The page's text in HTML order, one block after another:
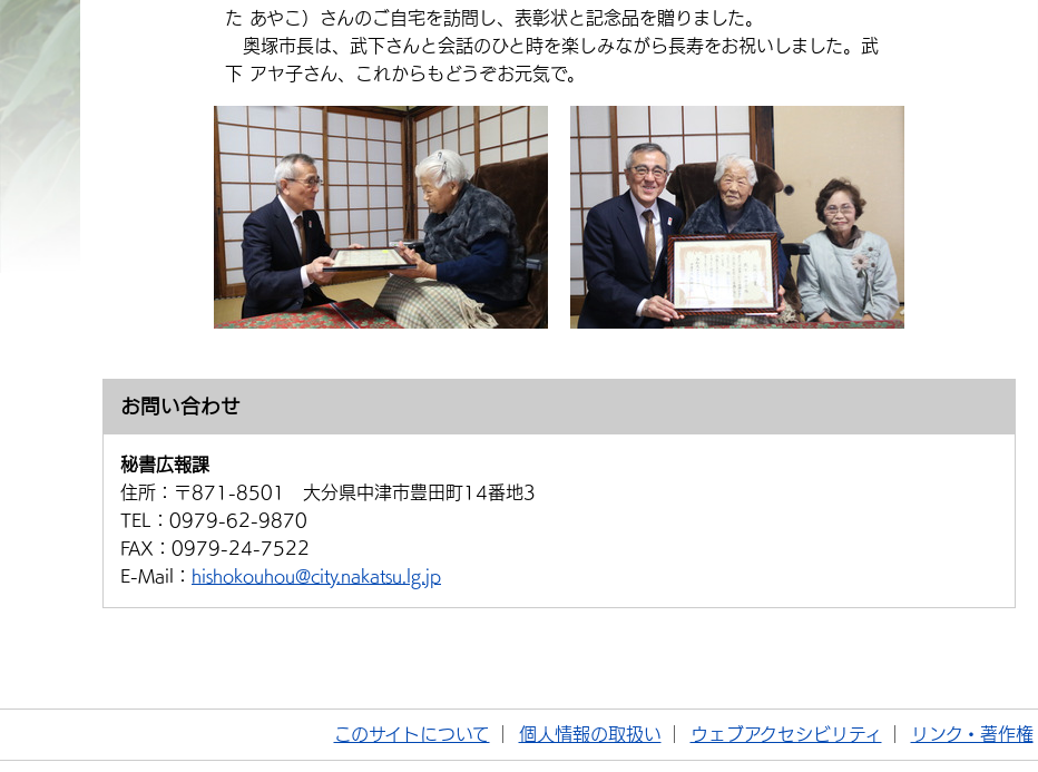
た あやこ）さんのご自宅を訪問し、表彰状と記念品を贈りました。
奥塚市長は、武下さんと会話のひと時を楽しみながら長寿をお祝いしました。武
下 アヤ子さん、これからもどうぞお元気で。
お問い合わせ
秘書広報課
住所： 〒871-8501 大分県中津市豊田町14番地3
TEL： 0979-62-9870
FAX： 0979-24-7522
E-Mail： hishokouhou@city.nakatsu.lg.jp
このサイトについて 個人情報の取扱い ウェブアクセシビリティ リンク・著作権